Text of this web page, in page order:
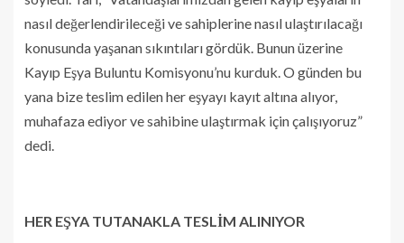
nasıl değerlendirileceği ve sahiplerine nasıl ulaştırılacağı
konusunda yaşanan sıkıntıları gördük. Bunun üzerine
Kayıp Eşya Buluntu Komisyonu’nu kurduk. O günden bu
yana bize teslim edilen her eşyayı kayıt altına alıyor,
muhafaza ediyor ve sahibine ulaştırmak için çalışıyoruz”
dedi.
HER EŞYA TUTANAKLA TESLİM ALINIYOR